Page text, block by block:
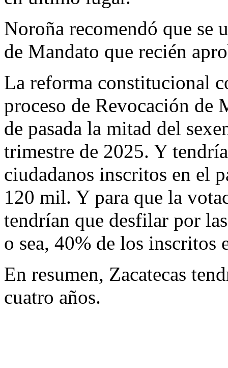
Noroña recomendó que se
de Mandato que recién
La reforma constitucional
proceso de Revocación de
de pasada la mitad del
trimestre de 2025. Y
ciudadanos inscritos en el
120 mil. Y para que la
tendrían que desfilar por
o sea, 40% de los inscritos
En resumen, Zacatecas
cuatro años.